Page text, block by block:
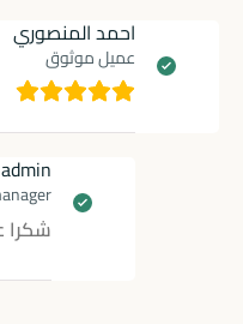
احمد المنصوري
عميل موثوق
admin
شكرا